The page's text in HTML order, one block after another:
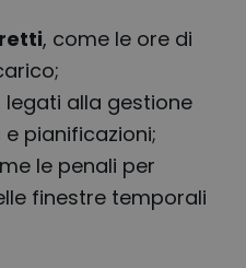
, come le ore di
legati alla gestione
pianificazioni;
le penali per
finestre temporali